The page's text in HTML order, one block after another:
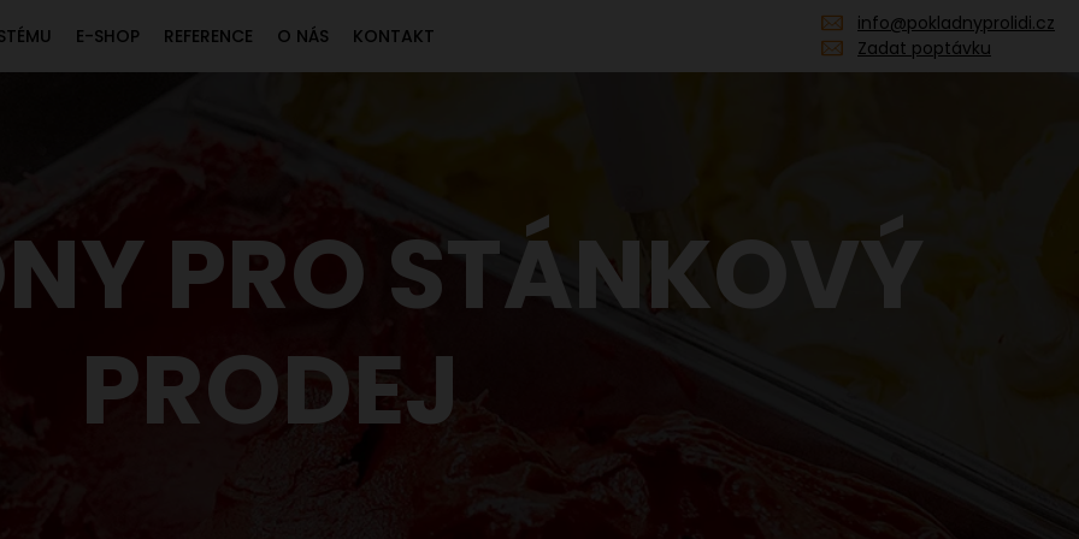
E-SHOP REFERENCE O NÁS KONTAKT
info@pokladnyprolidi.cz
Zadat poptávku
PRO STÁNKOVÝ
PRODEJ